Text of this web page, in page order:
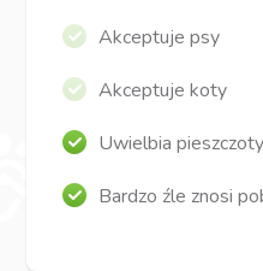
Akceptuje psy
Akceptuje koty
Uwielbia pieszczoty
Bardzo źle znosi